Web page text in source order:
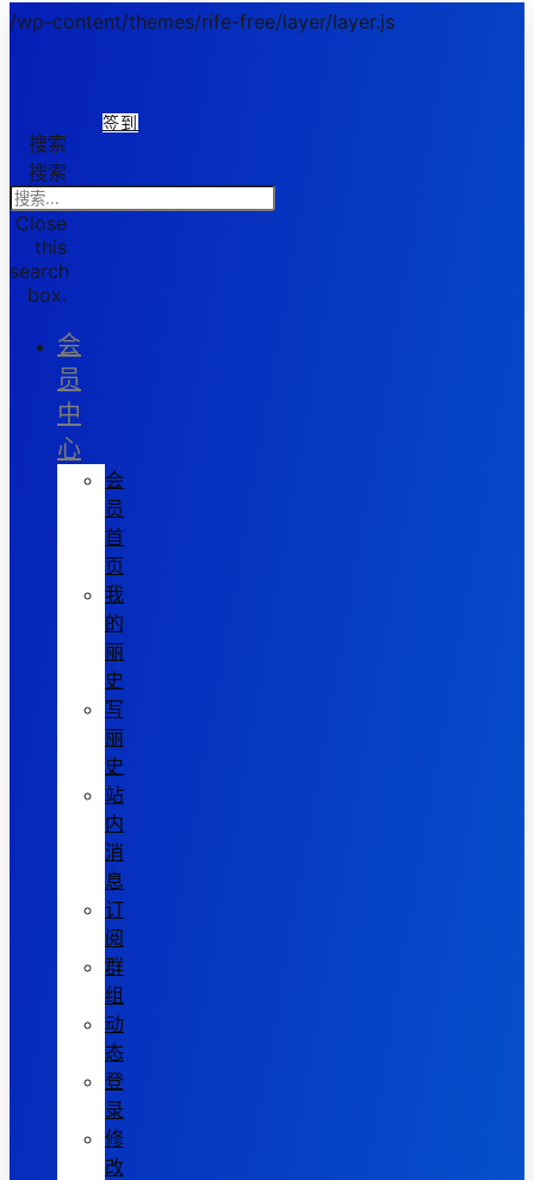
/wp-content/themes/rife-free/layer/layer.js
签到
搜索
搜索
Close
this
search
box.
会
员
中
心
会
员
首
页
我
的
丽
史
写
丽
史
站
内
消
息
订
阅
群
组
动
态
登
录
修
改